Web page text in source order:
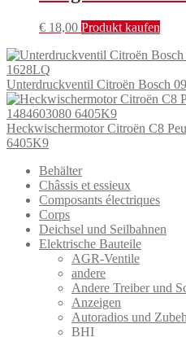
€ 18,00 Produkt kaufen
Unterdruckventil Citroën Bosch
Heckwischermotor Citroën C8
6405K9
Behälter
Châssis et essieux
Composants électriques
Corps
Deichsel und Seilbahnen
Elektrische Bauteile
AGR-Ventile
andere
Andere Treiber und
Anzeigen
Autoradios und
BHI